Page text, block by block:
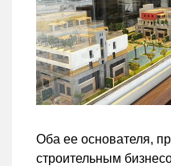
Оба ее основателя,
строительным